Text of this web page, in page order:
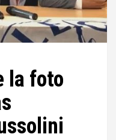
la foto